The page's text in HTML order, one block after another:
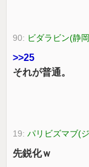
90: ビダラビン(静
>>25
それが普通。
19:パリビズマブ(
先鋭化ｗ